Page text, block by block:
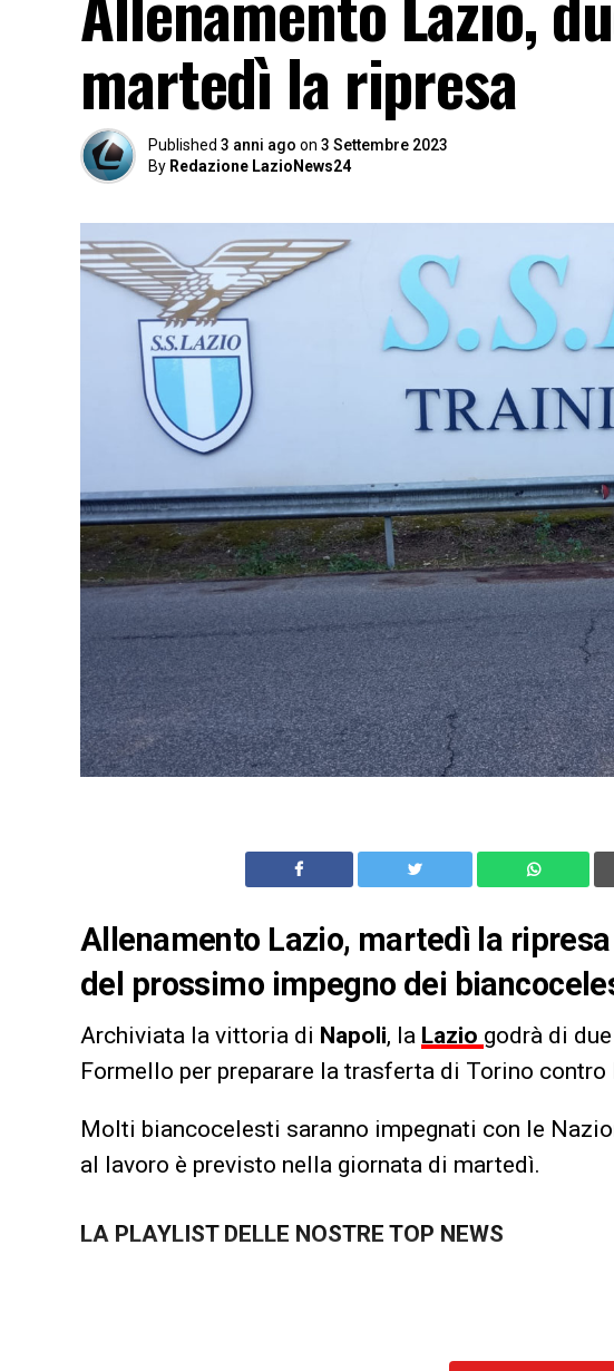
martedì la ripresa
Published 3 anni ago on 3 Settembre 2023
By Redazione LazioNews24
Allenamento Lazio, martedì la
del prossimo impegno dei
Archiviata la vittoria di Napoli, la Lazio godrà di
Formello per preparare la trasferta di Torino contro
Molti biancocelesti saranno impegnati con le
al lavoro è previsto nella giornata di martedì.
LA PLAYLIST DELLE NOSTRE TOP NEWS